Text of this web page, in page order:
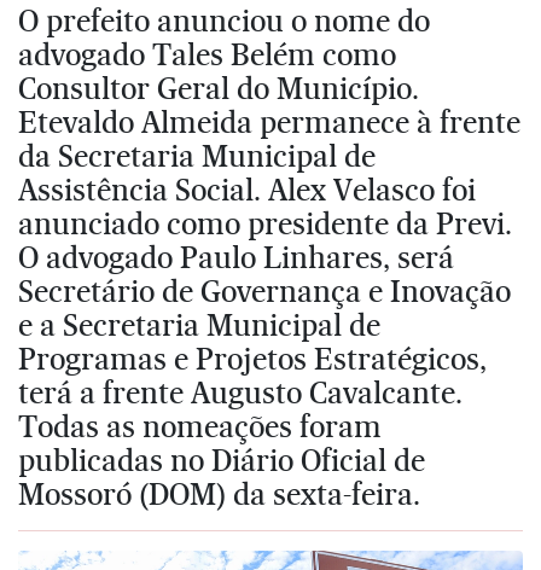
O prefeito anunciou o nome do
advogado Tales Belém como
Consultor Geral do Município.
Etevaldo Almeida permanece à frente
da Secretaria Municipal de
Assistência Social. Alex Velasco foi
anunciado como presidente da Previ.
O advogado Paulo Linhares, será
Secretário de Governança e Inovação
e a Secretaria Municipal de
Programas e Projetos Estratégicos,
terá a frente Augusto Cavalcante.
Todas as nomeações foram
publicadas no Diário Oficial de
Mossoró (DOM) da sexta-feira.